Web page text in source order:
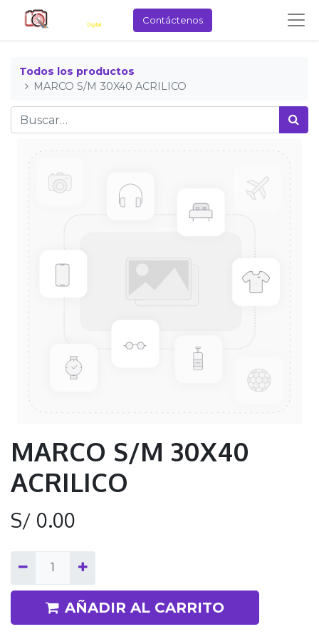
Contáctenos
Todos los productos
MARCO S/M 30X40 ACRILICO
MARCO S/M 30X40
ACRILICO
S/ 0.00
AÑADIR AL CARRITO